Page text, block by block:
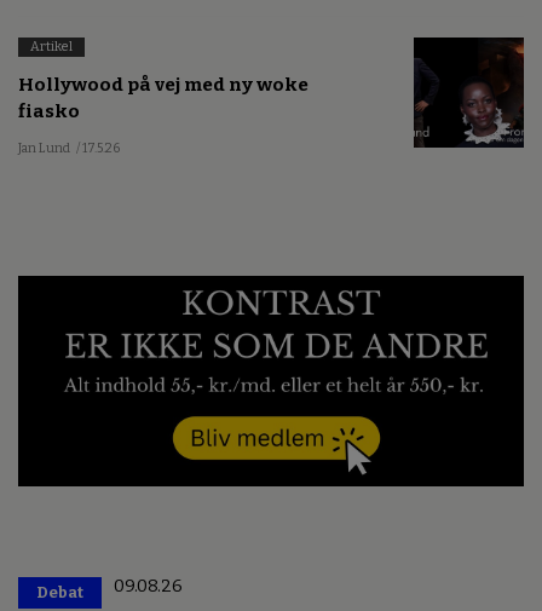
Artikel
Hollywood på vej med ny woke
fiasko
Jan Lund / 17.5.26
Debat 09.08.26